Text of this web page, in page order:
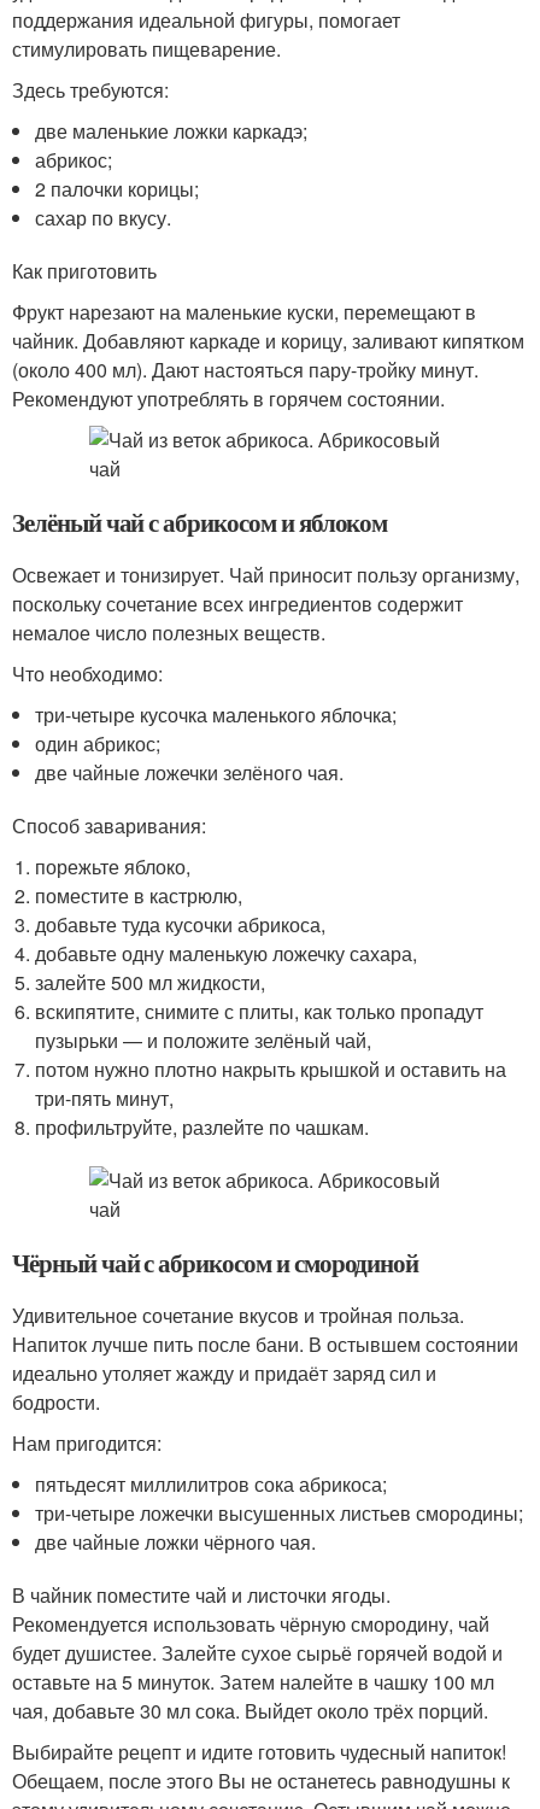
поддержания идеальной фигуры, помогает
стимулировать пищеварение.
Здесь требуются:
две маленькие ложки каркадэ;
абрикос;
2 палочки корицы;
сахар по вкусу.
Как приготовить
Фрукт нарезают на маленькие куски, перемещают в
чайник. Добавляют каркаде и корицу, заливают кипятком
(около 400 мл). Дают настояться пару-тройку минут.
Рекомендуют употреблять в горячем состоянии.
Зелёный чай с абрикосом и яблоком
Освежает и тонизирует. Чай приносит пользу организму,
поскольку сочетание всех ингредиентов содержит
немалое число полезных веществ.
Что необходимо:
три-четыре кусочка маленького яблочка;
один абрикос;
две чайные ложечки зелёного чая.
Способ заваривания:
порежьте яблоко,
поместите в кастрюлю,
добавьте туда кусочки абрикоса,
добавьте одну маленькую ложечку сахара,
залейте 500 мл жидкости,
вскипятите, снимите с плиты, как только пропадут
пузырьки — и положите зелёный чай,
потом нужно плотно накрыть крышкой и оставить на
три-пять минут,
профильтруйте, разлейте по чашкам.
Чёрный чай с абрикосом и смородиной
Удивительное сочетание вкусов и тройная польза.
Напиток лучше пить после бани. В остывшем состоянии
идеально утоляет жажду и придаёт заряд сил и
бодрости.
Нам пригодится:
пятьдесят миллилитров сока абрикоса;
три-четыре ложечки высушенных листьев смородины;
две чайные ложки чёрного чая.
В чайник поместите чай и листочки ягоды.
Рекомендуется использовать чёрную смородину, чай
будет душистее. Залейте сухое сырьё горячей водой и
оставьте на 5 минуток. Затем налейте в чашку 100 мл
чая, добавьте 30 мл сока. Выйдет около трёх порций.
Выбирайте рецепт и идите готовить чудесный напиток!
Обещаем, после этого Вы не останетесь равнодушны к